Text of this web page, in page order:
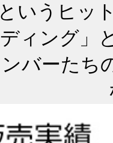
いうヒッ
ディング
バーたち